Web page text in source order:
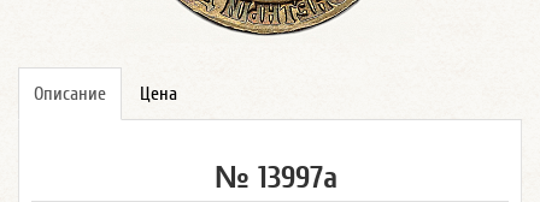
Описание Цена
№ 13997а